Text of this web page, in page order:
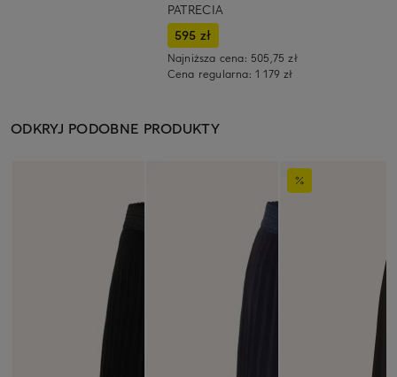
PATRECIA
595 zł
Najniższa cena: 505,75 zł
Cena regularna: 1 179 zł
ODKRYJ PODOBNE PRODUKTY